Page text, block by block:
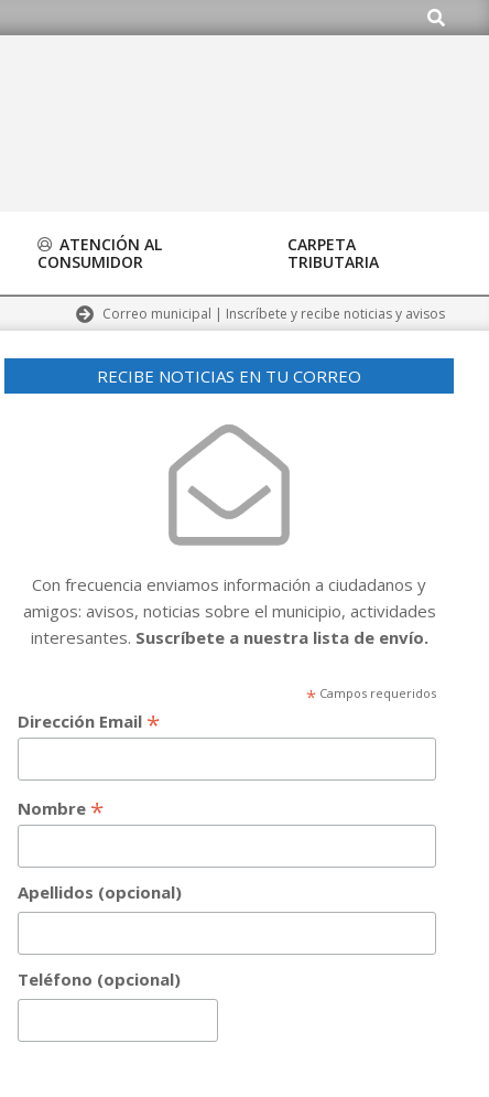
Buscar
ATENCIÓN AL
CONSUMIDOR
CARPETA
TRIBUTARIA
Correo municipal | Inscríbete y recibe noticias y avisos
RECIBE NOTICIAS EN TU CORREO
Con frecuencia enviamos información a ciudadanos y
amigos: avisos, noticias sobre el municipio, actividades
interesantes. Suscríbete a nuestra lista de envío.
* Campos requeridos
Dirección Email *
Nombre *
Apellidos (opcional)
Teléfono (opcional)